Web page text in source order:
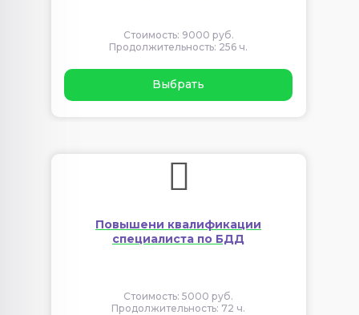
Стоимость: 9000 руб.
Продолжительность: 256 ч.
Выбрать
Повышени квалификации
специалиста по БДД
Стоимость: 5000 руб.
Продолжительность: 72 ч.